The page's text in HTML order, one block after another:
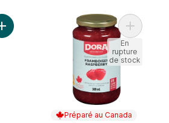
Ajouter Gelée de pomme avec pectine
Préparé au Canada
Ajouter
En
rupture
de stock